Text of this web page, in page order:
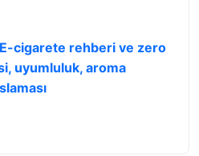
cigarete rehberi ve zero
uyumluluk, aroma